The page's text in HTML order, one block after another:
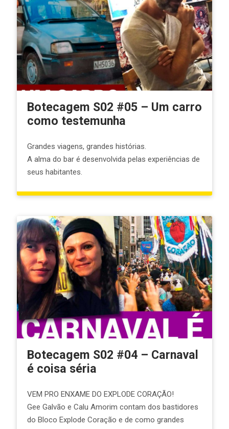
Botecagem S02 #05 – Um carro
como testemunha
Grandes viagens, grandes histórias.
A alma do bar é desenvolvida pelas experiências de
seus habitantes.
Botecagem S02 #04 – Carnaval
é coisa séria
VEM PRO ENXAME DO EXPLODE CORAÇÃO!
Gee Galvão e Calu Amorim contam dos bastidores
do Bloco Explode Coração e de como grandes